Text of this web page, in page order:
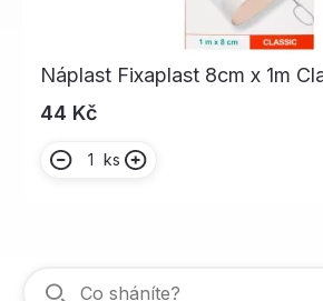
Náplast Fixaplast 8cm x 1m
44 Kč
ks